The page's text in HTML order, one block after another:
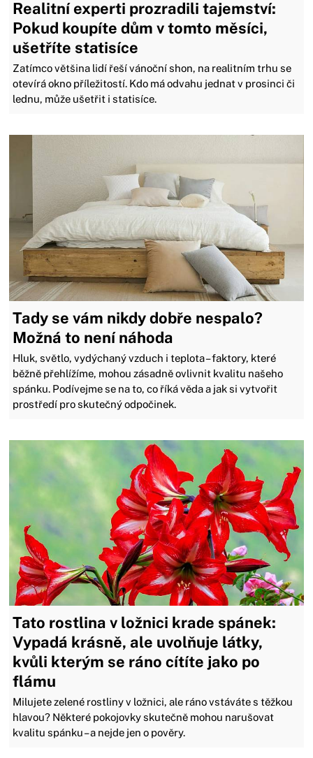
Realitní experti prozradili tajemství:
Pokud koupíte dům v tomto měsíci,
ušetříte statisíce
Zatímco většina lidí řeší vánoční shon, na realitním trhu se
otevírá okno příležitostí. Kdo má odvahu jednat v prosinci či
lednu, může ušetřit i statisíce.
Tady se vám nikdy dobře nespalo?
Možná to není náhoda
Hluk, světlo, vydýchaný vzduch i teplota – faktory, které
běžně přehlížíme, mohou zásadně ovlivnit kvalitu našeho
spánku. Podívejme se na to, co říká věda a jak si vytvořit
prostředí pro skutečný odpočinek.
Tato rostlina v ložnici krade spánek:
Vypadá krásně, ale uvolňuje látky,
kvůli kterým se ráno cítíte jako po
flámu
Milujete zelené rostliny v ložnici, ale ráno vstáváte s těžkou
hlavou? Některé pokojovky skutečně mohou narušovat
kvalitu spánku – a nejde jen o pověry.